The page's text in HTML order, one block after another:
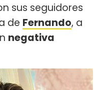
sus seguidores
de Fernando, a
negativa